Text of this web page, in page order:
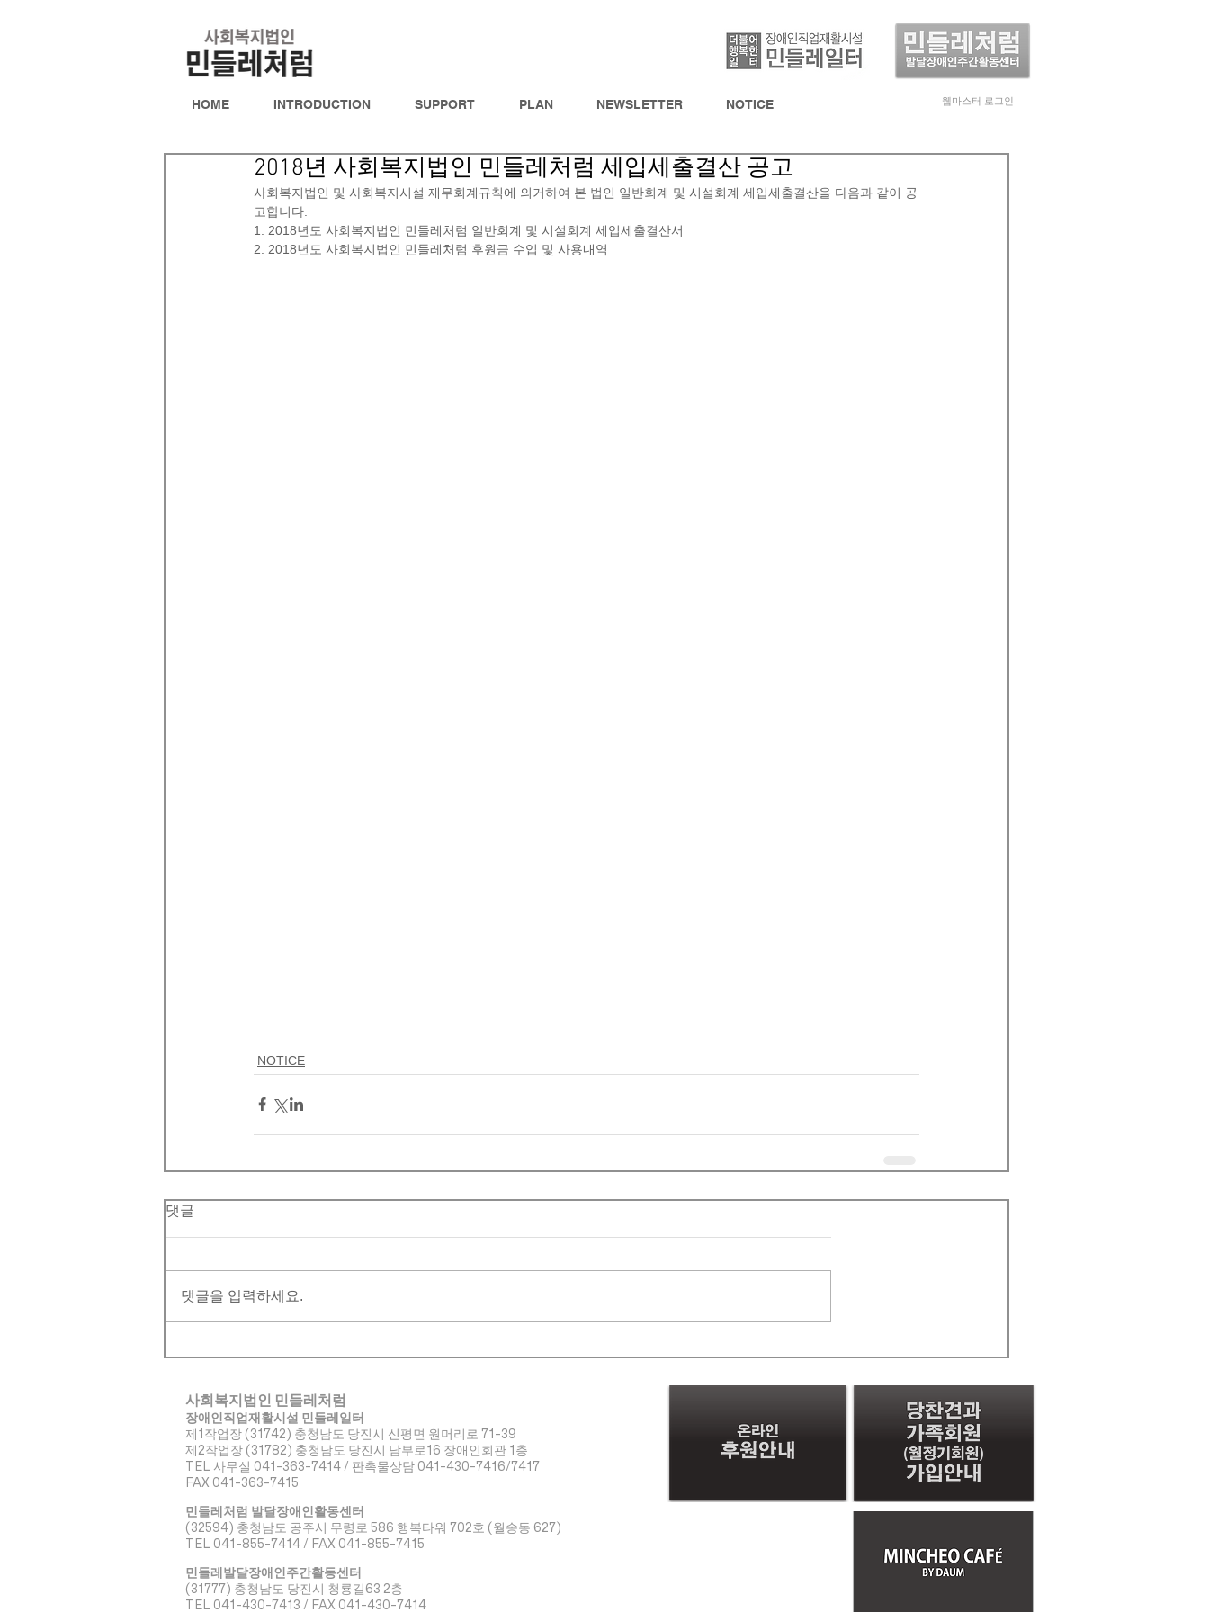
HOME INTRODUCTION SUPPORT PLAN NEWSLETTER NOTICE 웹마스터 로그인
2018년 사회복지법인 민들레처럼 세입세출결산 공고
사회복지법인 및 사회복지시설 재무회계규칙에 의거하여 본 법인 일반회계 및 시설회계 세입세출결산을 다음과 같이 공
고합니다.
1. 2018년도 사회복지법인 민들레처럼 일반회계 및 시설회계 세입세출결산서
2. 2018년도 사회복지법인 민들레처럼 후원금 수입 및 사용내역
NOTICE
댓글
댓글을 입력하세요.
사회복지법인 민들레처럼
장애인직업재활시설 민들레일터
제1작업장 (31742) 충청남도 당진시 신평면 원머리로 71-39
​제2작업장 (31782) 충청남도 당진시 남부로16 장애인회관 1층
TEL 사무실 041-363-7414 / 판촉물상담 041-430-7416/7417
FAX 041-363-7415
민들레처럼 발달장애인활동센터
(32594) 충청남도 공주시 무령로 586 행복타워 702호 (월송동 627)
TEL 041-855-7414 / FAX 041-855-7415
민들레발달장애인주간활동센터
(31777) 충청남도 당진시 청룡길63 2층
TEL 041-430-7413 / FAX 041-430-7414